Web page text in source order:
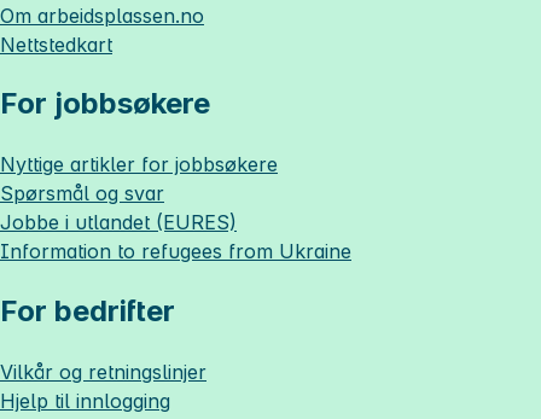
Om arbeidsplassen.no
Nettstedkart
For jobbsøkere
Nyttige artikler for jobbsøkere
Spørsmål og svar
Jobbe i utlandet (EURES)
Information to refugees from Ukraine
For bedrifter
Vilkår og retningslinjer
Hjelp til innlogging